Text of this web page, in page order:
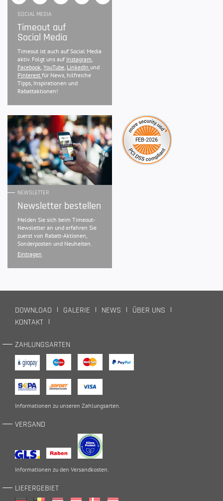
SOCIAL MEDIA
Timeout auf
Social Media
Timeout ist auch auf Social Media
aktiv. Folgt uns auf Instagram,
Facebook, YouTube, LinkedIn und
Pinterest für News, hilfreiche
Tipps, Inspirationen und
Rabattaktionen!
NEWSLETTER
Newsletter bestellen
Melden Sie sich beim Timeout-
Newsletter an und erfahren Sie
zuerst von Rabatt-Aktionen,
Sonderposten und Neuheiten.
Eintragen
DOWNLOAD GALERIE NEWS
ÜBER UNS
KONTAKT
ZAHLUNGSARTEN
Informationen zu unseren Zahlungsarten.
VERSAND
Informationen zu den Versandkosten.
LIEFERGEBIET